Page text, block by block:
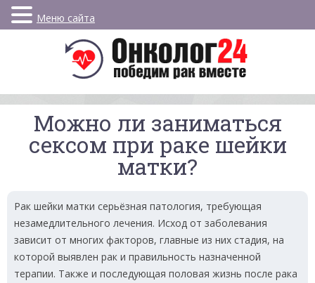
Можно ли заниматься
сексом при раке шейки
матки?
Рак шейки матки серьёзная патология, требующая
незамедлительного лечения. Исход от заболевания
зависит от многих факторов, главные из них стадия, на
которой выявлен рак и правильность назначенной
терапии. Также и последующая половая жизнь после рака
Меню сайта